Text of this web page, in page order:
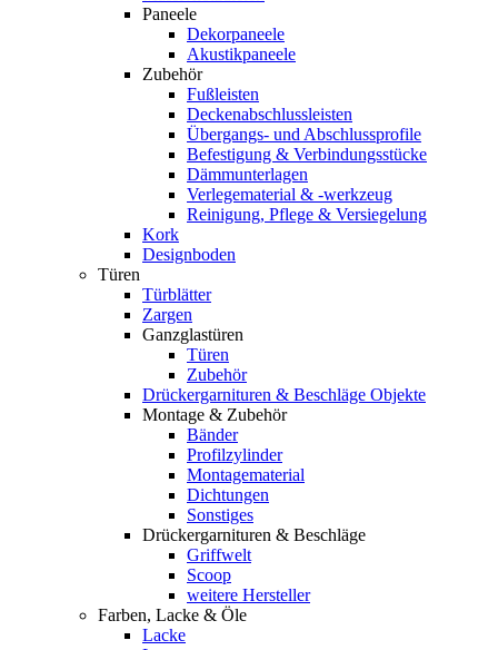
Paneele
Dekorpaneele
Akustikpaneele
Zubehör
Fußleisten
Deckenabschlussleisten
Übergangs- und Abschlussprofile
Befestigung & Verbindungsstücke
Dämmunterlagen
Verlegematerial & -werkzeug
Reinigung, Pflege & Versiegelung
Kork
Designboden
Türen
Türblätter
Zargen
Ganzglastüren
Türen
Zubehör
Drückergarnituren & Beschläge Objekte
Montage & Zubehör
Bänder
Profilzylinder
Montagematerial
Dichtungen
Sonstiges
Drückergarnituren & Beschläge
Griffwelt
Scoop
weitere Hersteller
Farben, Lacke & Öle
Lacke